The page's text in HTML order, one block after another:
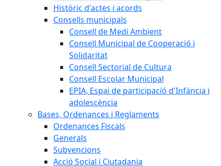
Històric d'actes i acords
Consells municipals
Consell de Medi Ambient
Consell Municipal de Cooperació i
Solidaritat
Consell Sectorial de Cultura
Consell Escolar Municipal
EPIA, Espai de participació d'Infància i
adolescència
Bases, Ordenances i Reglaments
Ordenances Fiscals
Generals
Subvencions
Acció Social i Ciutadania